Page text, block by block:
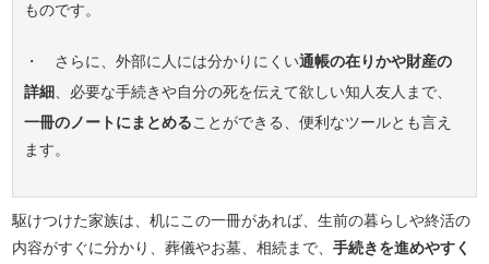
ものです。
・ さらに、外部に人には分かりにくい通帳の在りかや財産の
詳細、必要な手続きや自分の死を伝えて欲しい知人友人まで、
一冊のノートにまとめることができる、便利なツールとも言え
ます。
駆けつけた家族は、机にこの一冊があれば、生前の暮らしや終活の
内容がすぐに分かり、葬儀やお墓、相続まで、手続きを進めやすく